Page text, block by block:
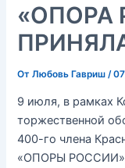
«ОПОРА
ОтЛюбовь Гавриш /
9 июля, в рамках
торжественной
400-го члена
«ОПОРЫ